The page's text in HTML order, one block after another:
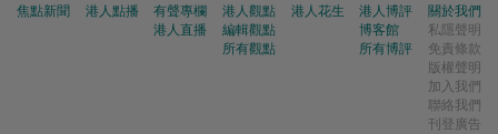
焦點新聞 港人點播
有聲專欄
港人直播
港人觀點
編輯觀點
所有觀點
港人花生
港人博評
博客館
所有博評
關於我們
私隱聲明
免責條款
版權聲明
加入我們
聯絡我們
刊登廣告